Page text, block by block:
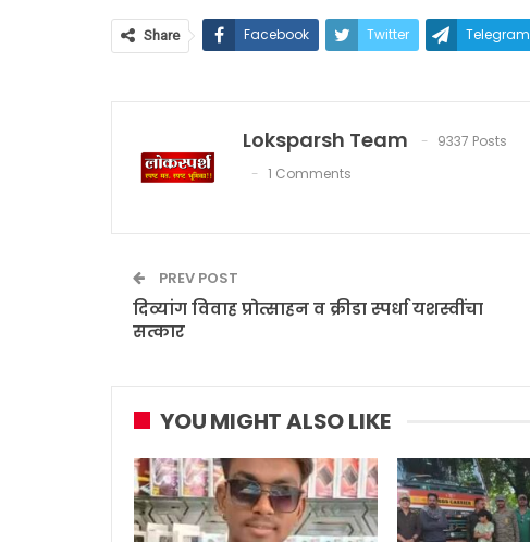
Share Facebook Twitter Telegram
Loksparsh Team
9337 Posts
1 Comments
PREV POST
दिव्यांग विवाह प्रोत्साहन व क्रीडा स्पर्धा यशस्वींचा
सत्कार
YOU MIGHT ALSO LIKE